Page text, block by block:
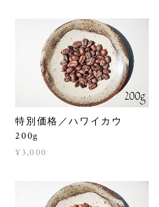
特別価格／ハワイカウ
200g
¥3,000